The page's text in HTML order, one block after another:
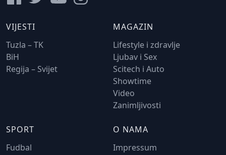
VIJESTI
Tuzla – TK
BiH
Regija – Svijet
MAGAZIN
Lifestyle i zdravlje
Ljubav i Sex
Scitech i Auto
Showtime
Video
Zanimljivosti
SPORT
Fudbal
O NAMA
Impressum